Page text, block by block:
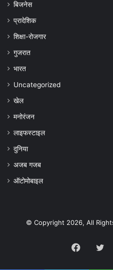
बिजनेस
प्रादेशिक
शिक्षा-रोजगार
गुजरात
भारत
Uncategorized
खेल
मनोरंजन
लाइफस्टाइल
दुनिया
अजब गजब
ऑटोमोबाइल
© Copyright 2026, All